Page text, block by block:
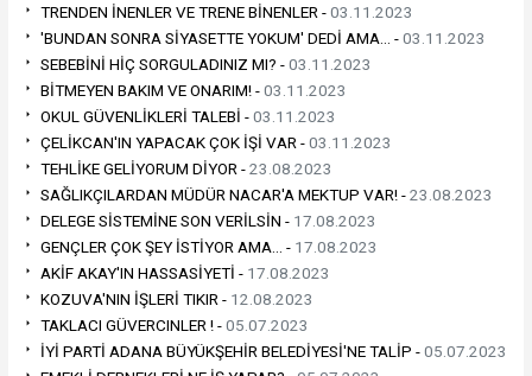
TRENDEN İNENLER VE TRENE BİNENLER -03.11.2023
'BUNDAN SONRA SİYASETTE YOKUM' DEDİ AMA… -03.11.2023
SEBEBİNİ HİÇ SORGULADINIZ MI? -03.11.2023
BİTMEYEN BAKIM VE ONARIM! -03.11.2023
OKUL GÜVENLİKLERİ TALEBİ -03.11.2023
ÇELİKCAN'IN YAPACAK ÇOK İŞİ VAR -03.11.2023
TEHLİKE GELİYORUM DİYOR -23.08.2023
SAĞLIKÇILARDAN MÜDÜR NACAR'A MEKTUP VAR! -23.08.2023
DELEGE SİSTEMİNE SON VERİLSİN - 17.08.2023
GENÇLER ÇOK ŞEY İSTİYOR AMA… - 17.08.2023
AKİF AKAY'IN HASSASİYETİ - 17.08.2023
KOZUVA'NIN İŞLERİ TIKIR - 12.08.2023
TAKLACI GÜVERCINLER ! -05.07.2023
İYİ PARTİ ADANA BÜYÜKŞEHİR BELEDİYESİ'NE TALİP -05.07.2023